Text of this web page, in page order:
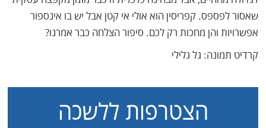
שאסור לפספס. קפריסין הוא אולי אי קטן אבל יש בו אינספור
אפשרויות והן מחכות רק לכם. סיפור הצלחה כבר אמרנו?
קרדיט תמונה: גל גלילי
הצטרפות ללשכה